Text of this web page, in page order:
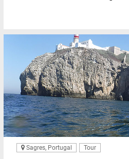
Sagres, Portugal Tour